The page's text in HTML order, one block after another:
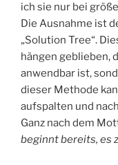
ich sie nur bei
Die Ausnahme ist
„Solution Tree“.
hängen geblieben,
anwendbar ist,
dieser Methode
aufspalten und
Ganz nach dem
beginnt bereits, es